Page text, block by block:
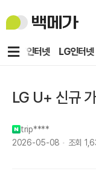
백
메
KT인터넷 LG인터넷
메
LG U+ 신규
trip****
2026-05-08
조회